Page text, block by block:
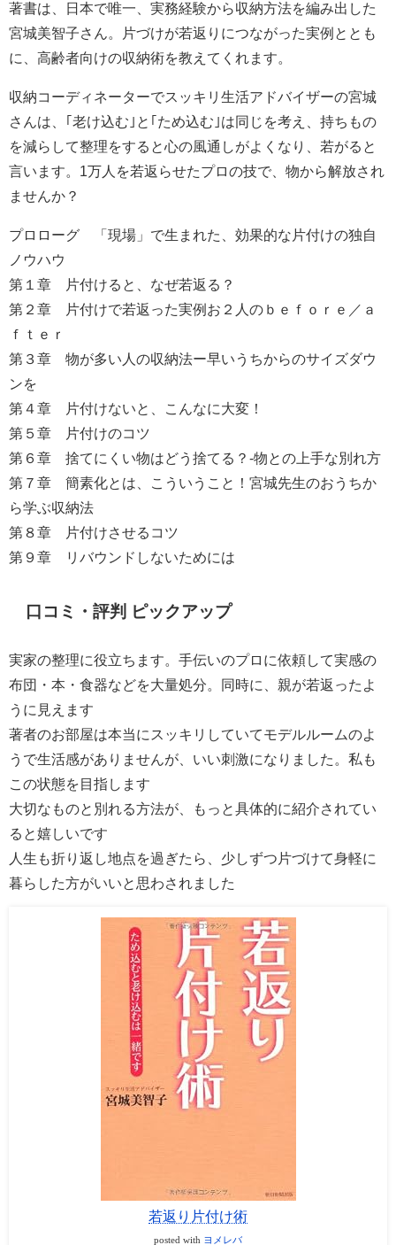
著書は、日本で唯一、実務経験から収納方法を編み出した
宮城美智子さん。片づけが若返りにつながった実例ととも
に、高齢者向けの収納術を教えてくれます。
収納コーディネーターでスッキリ生活アドバイザーの宮城
さんは、｢老け込む｣と｢ため込む｣は同じを考え、持ちもの
を減らして整理をすると心の風通しがよくなり、若がると
言います。1万人を若返らせたプロの技で、物から解放され
ませんか？
プロローグ 「現場」で生まれた、効果的な片付けの独自
ノウハウ
第１章 片付けると、なぜ若返る？
第２章 片付けで若返った実例お２人のｂｅｆｏｒｅ／ａ
ｆｔｅｒ
第３章 物が多い人の収納法ー早いうちからのサイズダウ
ンを
第４章 片付けないと、こんなに大変！
第５章 片付けのコツ
第６章 捨てにくい物はどう捨てる？-物との上手な別れ方
第７章 簡素化とは、こういうこと！宮城先生のおうちか
ら学ぶ収納法
第８章 片付けさせるコツ
第９章 リバウンドしないためには
口コミ・評判 ピックアップ
実家の整理に役立ちます。手伝いのプロに依頼して実感の
布団・本・食器などを大量処分。同時に、親が若返ったよ
うに見えます
著者のお部屋は本当にスッキリしていてモデルルームのよ
うで生活感がありませんが、いい刺激になりました。私も
この状態を目指します
大切なものと別れる方法が、もっと具体的に紹介されてい
ると嬉しいです
人生も折り返し地点を過ぎたら、少しずつ片づけて身軽に
暮らした方がいいと思わされました
若返り片付け術
posted with ヨメレバ